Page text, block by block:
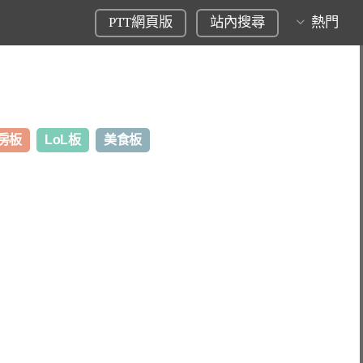
PTT網頁版 站內搜尋 熱門
板 LoL板 美食板